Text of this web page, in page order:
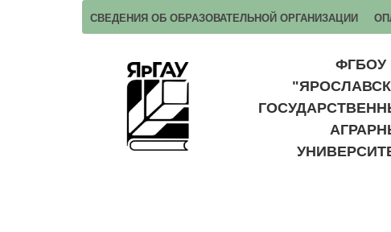
СВЕДЕНИЯ ОБ ОБРАЗОВАТЕЛЬНОЙ ОРГАНИЗАЦИИ
ФГБОУ